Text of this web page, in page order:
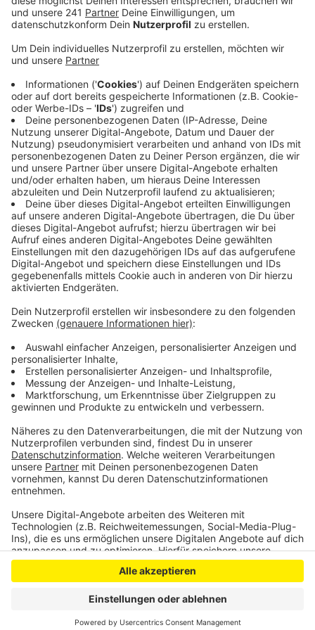
Anzeige
Anzeige
Mit insgesamt 40 empfohlenen Fachbereichen gehört
die Bonner Uniklinik damit weiter zur Spitzengruppe
der Krankenhäuser in ganz Deutschland.
Besonders stark bewertet wurden unter anderem
spezialisierte Bereiche wie die Hämatologie und
Onkologie. Aber auch die Augenheilkunde, Kardiologie
oder die Chirurgie werden in dem aktuellen Ranking als
Top-Adressen geführt. Man verbinde in Bonn die
exzellente Patientenversorgung mit innovativer
Forschung. So könnten neue wissenschaftliche
Erkenntnisse schneller in die Praxis übertragen
werden, den Patienten also direkt nützen, heißt es
vom UKB. Für die Klinikliste 2026 wurden Daten von
mehr als 1.800 Krankenhäusern ausgewertet.Es ging
dabei um Fallzahlen, Hygienemaßnahmen oder um
Empfehlungen von Fachärzten und -ärztinnen.
Anzeige
Anzeige